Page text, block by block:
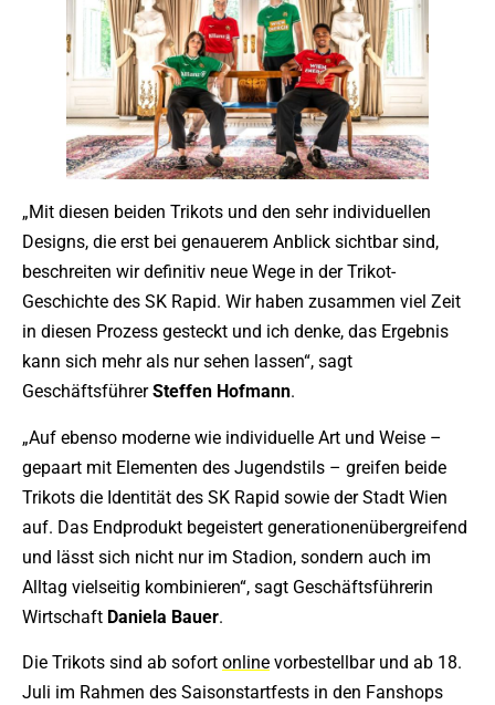
„Mit diesen beiden Trikots und den sehr individuellen
Designs, die erst bei genauerem Anblick sichtbar sind,
beschreiten wir definitiv neue Wege in der Trikot-
Geschichte des SK Rapid. Wir haben zusammen viel Zeit
in diesen Prozess gesteckt und ich denke, das Ergebnis
kann sich mehr als nur sehen lassen“, sagt
GeschäftsführerSteffen Hofmann.
„Auf ebenso moderne wie individuelle Art und Weise –
gepaart mit Elementen des Jugendstils – greifen beide
Trikots die Identität des SK Rapid sowie der Stadt Wien
auf. Das Endprodukt begeistert generationenübergreifend
und lässt sich nicht nur im Stadion, sondern auch im
Alltag vielseitig kombinieren“, sagt Geschäftsführerin
Wirtschaft Daniela Bauer.
Die Trikots sind ab sofort online vorbestellbar und ab 18.
Juli im Rahmen des Saisonstartfests in den Fanshops